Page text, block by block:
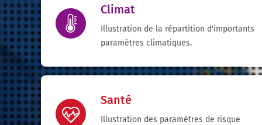
Climat
Illustration de la répartition d'importants
paramètres climatiques.
Santé
Illustration des paramètres de risque